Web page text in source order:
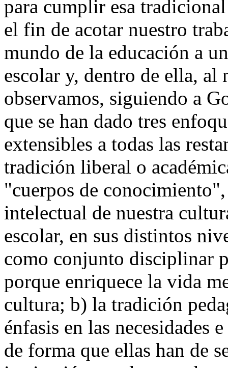
para cumplir esa
el fin de acotar nuestro
mundo de la educación a
escolar y, dentro de ella,
observamos, siguiendo a
que se han dado tres
extensibles a todas las
tradición liberal o
"cuerpos de
intelectual de nuestra
escolar, en sus distintos
como conjunto disciplinar
porque enriquece la vida
cultura; b) la tradición
énfasis en las necesidades
de forma que ellas han de